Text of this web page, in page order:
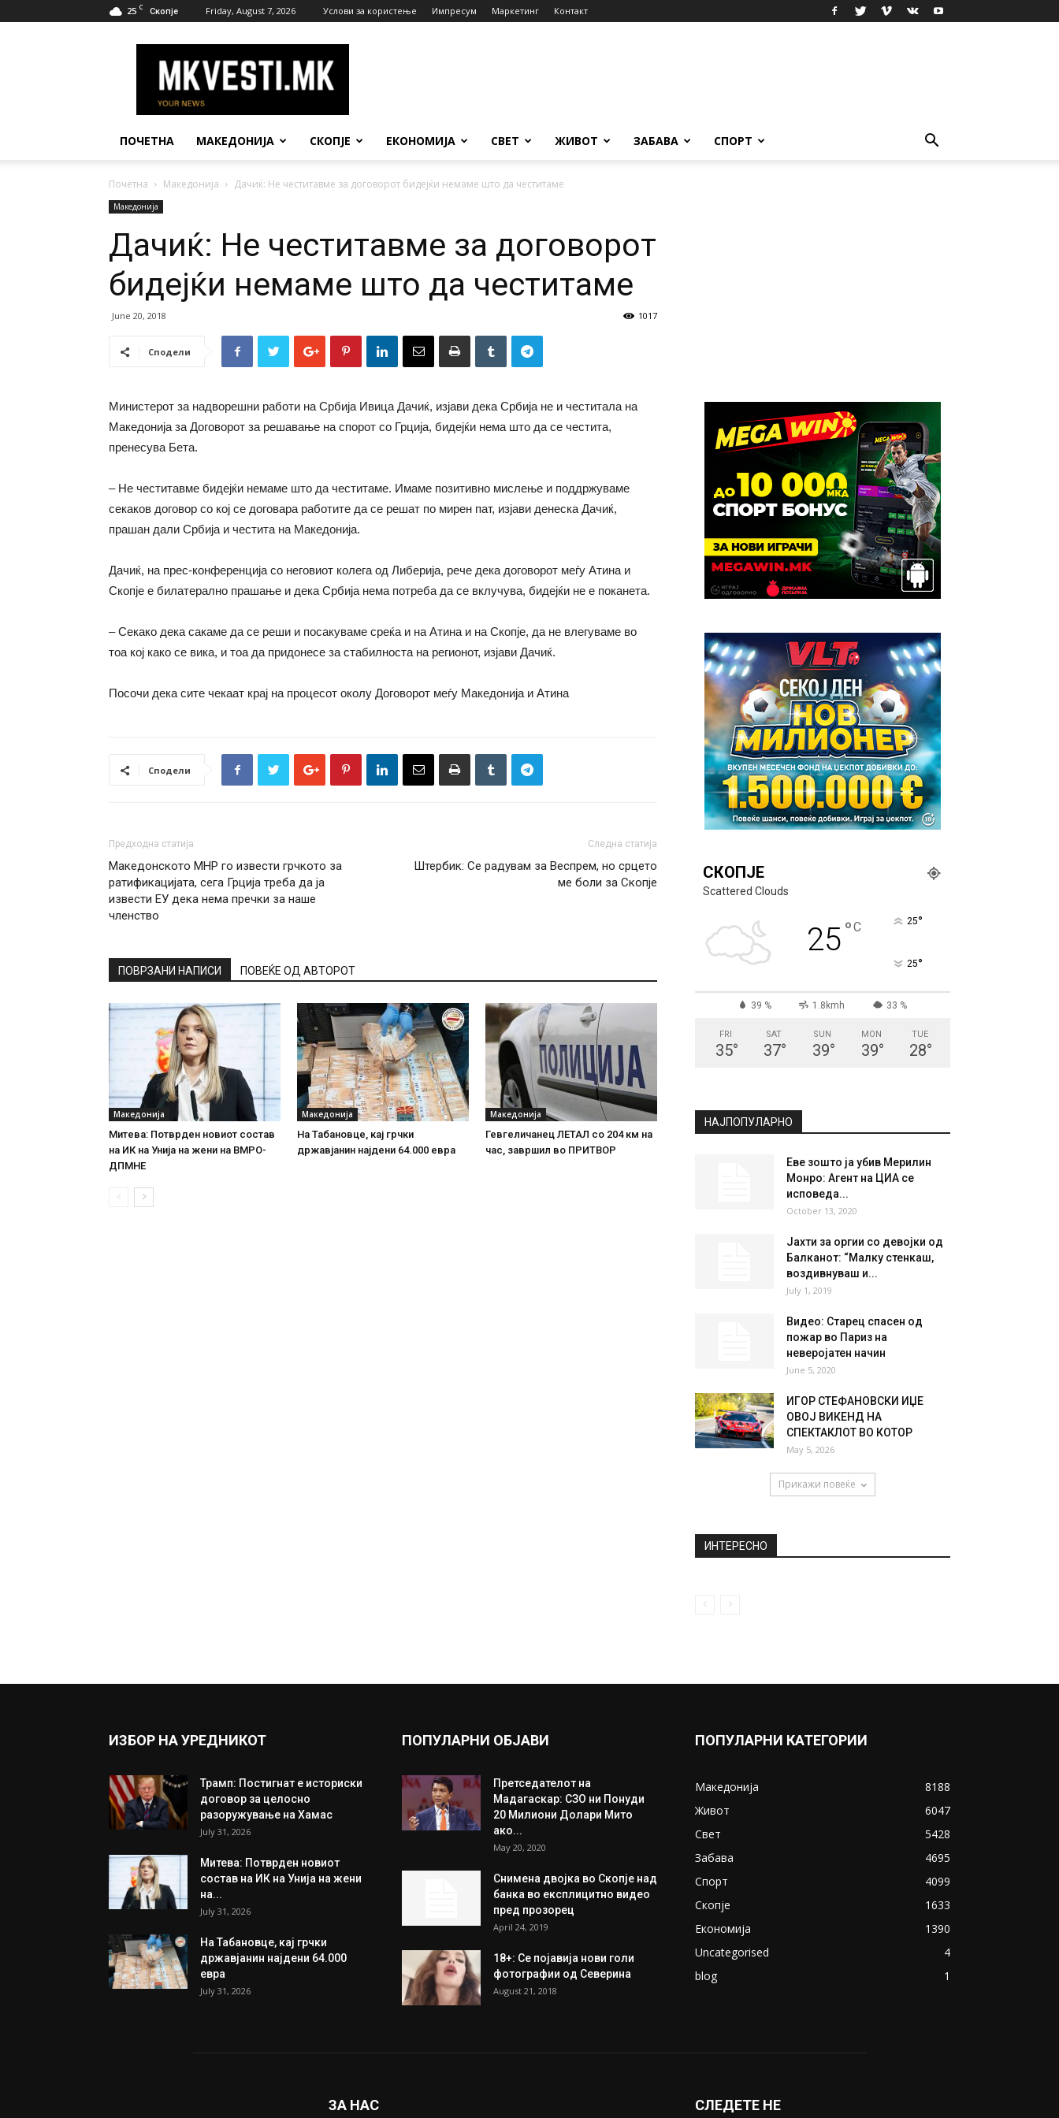
25 C Скопје Friday, August 7, 2026 Услови за користење Импресум Маркетинг Контакт
Вести
ПОЧЕТНА МАКЕДОНИЈА СКОПЈЕ ЕКОНОМИЈА СВЕТ ЖИВОТ ЗАБАВА СПОРТ
Почетна Македонија Дачиќ: Не честитавме за договорот бидејќи немаме што да честитаме
Македонија
Дачиќ: Не честитавме за договорот
бидејќи немаме што да честитаме
June 20, 2018 1017
Сподели
Министерот за надворешни работи на Србија Ивица Дачиќ, изјави дека Србија не и честитала на
Македонија за Договорот за решавање на спорот со Грција, бидејќи нема што да се честита,
пренесува Бета.
– Не честитавме бидејќи немаме што да честитаме. Имаме позитивно мислење и поддржуваме
секаков договор со кој се договара работите да се решат по мирен пат, изјави денеска Дачиќ,
прашан дали Србија и честита на Македонија.
Дачиќ, на прес-конференција со неговиот колега од Либерија, рече дека договорот меѓу Атина и
Скопје е билатерално прашање и дека Србија нема потреба да се вклучува, бидејќи не е поканета.
– Секако дека сакаме да се реши и посакуваме среќа и на Атина и на Скопје, да не влегуваме во
тоа кој како се вика, и тоа да придонесе за стабилноста на регионот, изјави Дачиќ.
Посочи дека сите чекаат крај на процесот околу Договорот меѓу Македонија и Атина
Сподели
Предходна статија
Македонското МНР го извести грчкото за
ратификацијата, сега Грција треба да ја
извести ЕУ дека нема пречки за наше
членство
Следна статија
Штербик: Се радувам за Веспрем, но срцето
ме боли за Скопје
ПОВРЗАНИ НАПИСИ ПОВЕЌЕ ОД АВТОРОТ
Македонија
Митева: Потврден новиот состав
на ИК на Унија на жени на ВМРО-
ДПМНЕ
Македонија
На Табановце, кај грчки
државјанин најдени 64.000 евра
Македонија
Гевгеличанец ЛЕТАЛ со 204 км на
час, завршил во ПРИТВОР
СКОПЈЕ
Scattered Clouds
25°C 25°
25°
39 % 1.8kmh 33 %
FRI
35°
SAT
37°
SUN
39°
MON
39°
TUE
28°
НАЈПОПУЛАРНО
Еве зошто ја убив Мерилин
Монро: Агент на ЦИА се
исповеда...
October 13, 2020
Јахти за оргии со девојки од
Балканот: “Малку стенкаш,
воздивнуваш и...
July 1, 2019
Видео: Старец спасен од
пожар во Париз на
неверојатен начин
June 5, 2020
ИГОР СТЕФАНОВСКИ ИЏЕ
ОВОЈ ВИКЕНД НА
СПЕКТАКЛОТ ВО КОТОР
May 5, 2026
Прикажи повеќе
ИНТЕРЕСНО
ИЗБОР НА УРЕДНИКОТ
Трамп: Постигнат е историски
договор за целосно
разоружување на Хамас
July 31, 2026
Митева: Потврден новиот
состав на ИК на Унија на жени
на...
July 31, 2026
На Табановце, кај грчки
државјанин најдени 64.000
евра
July 31, 2026
ПОПУЛАРНИ ОБЈАВИ
Претседателот на
Мадагаскар: СЗО ни Понуди
20 Милиони Долари Мито
ако...
May 20, 2020
Снимена двојка во Скопје над
банка во експлицитно видео
пред прозорец
April 24, 2019
18+: Се појавија нови голи
фотографии од Северина
August 21, 2018
ПОПУЛАРНИ КАТЕГОРИИ
Македонија
8188
Живот
6047
Свет
5428
Забава
4695
Спорт
4099
Скопје
1633
Економија
1390
Uncategorised
4
blog
1
ЗА НАС СЛЕДЕТЕ НЕ